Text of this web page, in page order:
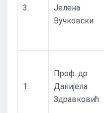
3.
Јелена
Вучковски
1.
Проф. др
Данијела
Здравковић